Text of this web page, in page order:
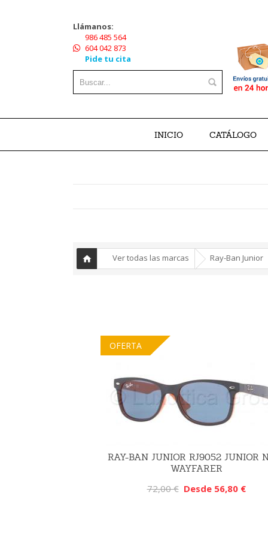
Llámanos:
986 485 564
604 042 873
Pide tu cita
INICIO CATÁLOGO
Ver todas las marcas Ray-Ban Junior
OFERTA
RAY-BAN JUNIOR RJ9052 JUNIOR
WAYFARER
72,00 € Desde 56,80 €